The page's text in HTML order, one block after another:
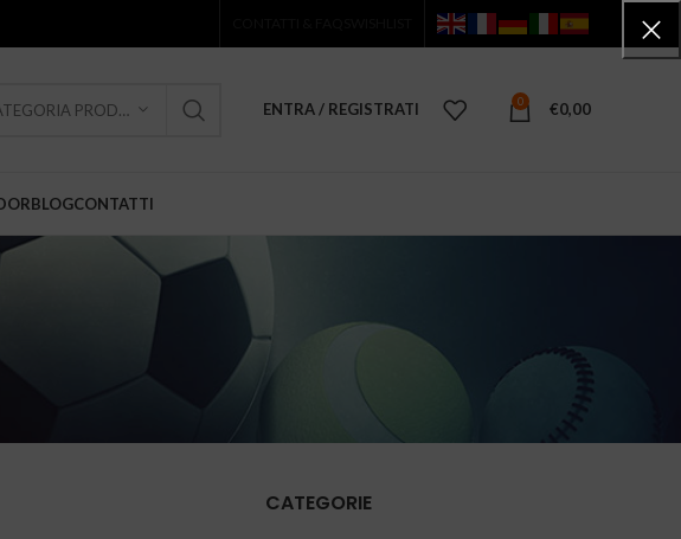
CATEGORIA PRODOTTO ENTRA / REGISTRATI 0 €0,00
BLOGCONTATTI
CATEGORIE